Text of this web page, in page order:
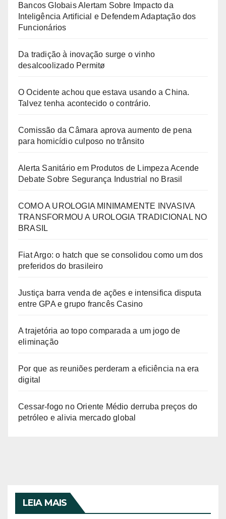
Bancos Globais Alertam Sobre Impacto da
Inteligência Artificial e Defendem Adaptação dos
Funcionários
Da tradição à inovação surge o vinho
desalcoolizado Permitø
O Ocidente achou que estava usando a China.
Talvez tenha acontecido o contrário.
Comissão da Câmara aprova aumento de pena
para homicídio culposo no trânsito
Alerta Sanitário em Produtos de Limpeza Acende
Debate Sobre Segurança Industrial no Brasil
COMO A UROLOGIA MINIMAMENTE INVASIVA
TRANSFORMOU A UROLOGIA TRADICIONAL NO
BRASIL
Fiat Argo: o hatch que se consolidou como um dos
preferidos do brasileiro
Justiça barra venda de ações e intensifica disputa
entre GPA e grupo francês Casino
A trajetória ao topo comparada a um jogo de
eliminação
Por que as reuniões perderam a eficiência na era
digital
Cessar-fogo no Oriente Médio derruba preços do
petróleo e alivia mercado global
LEIA MAIS